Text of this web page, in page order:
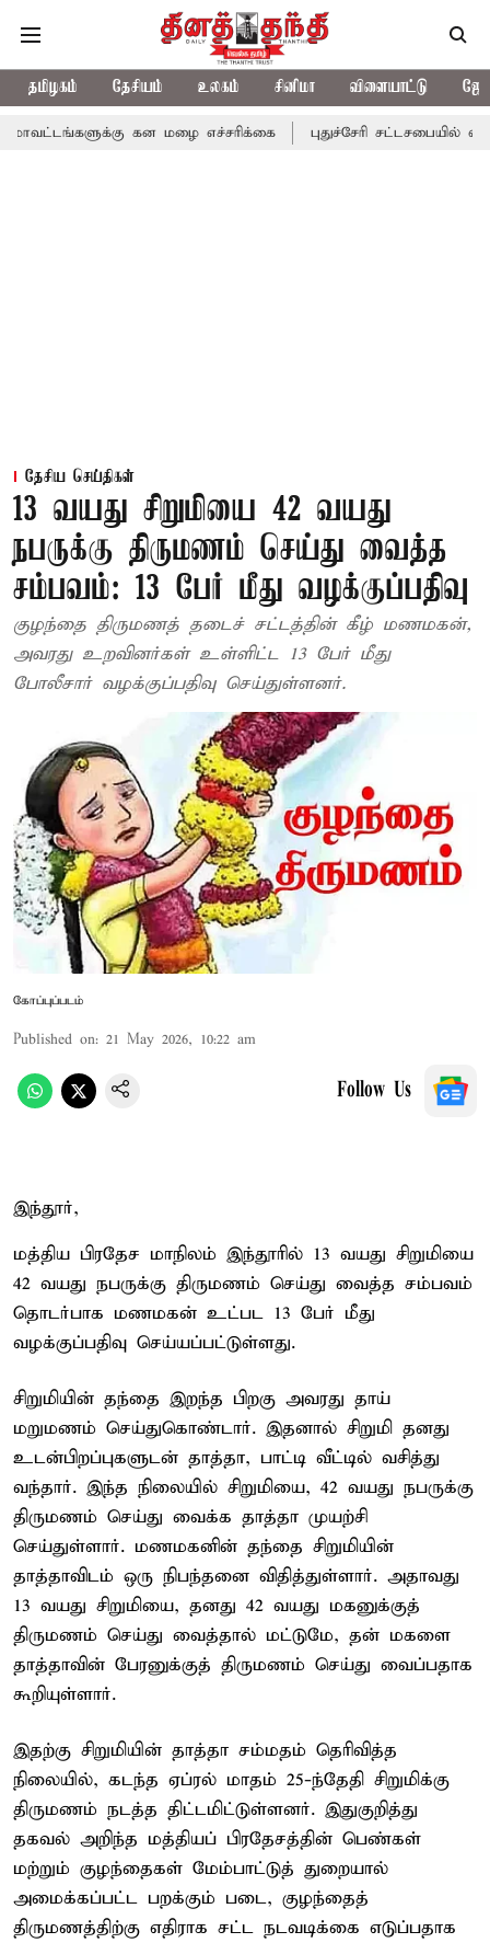
தமிழகம் தேசியம் உலகம் சினிமா விளையாட்டு
கன மழை எச்சரிக்கை புதுச்சேரி சட்டசபையில் வரும் 24ம்
தேசிய செய்திகள்
13 வயது சிறுமியை 42 வயது
நபருக்கு திருமணம் செய்து வைத்த
சம்பவம்: 13 பேர் மீது வழக்குப்பதிவு
குழந்தை திருமணத் தடைச் சட்டத்தின் கீழ் மணமகன்,
அவரது உறவினர்கள் உள்ளிட்ட 13 பேர் மீது
போலீசார் வழக்குப்பதிவு செய்துள்ளனர்.
கோப்புப்படம்
Published on: 21 May 2026, 10:22 am
Follow Us
இந்தூர்,
மத்திய பிரதேச மாநிலம் இந்தூரில் 13 வயது சிறுமியை
42 வயது நபருக்கு திருமணம் செய்து வைத்த சம்பவம்
தொடர்பாக மணமகன் உட்பட 13 பேர் மீது
வழக்குப்பதிவு செய்யப்பட்டுள்ளது.
சிறுமியின் தந்தை இறந்த பிறகு அவரது தாய்
மறுமணம் செய்துகொண்டார். இதனால் சிறுமி தனது
உடன்பிறப்புகளுடன் தாத்தா, பாட்டி வீட்டில் வசித்து
வந்தார். இந்த நிலையில் சிறுமியை, 42 வயது நபருக்கு
திருமணம் செய்து வைக்க தாத்தா முயற்சி
செய்துள்ளார். மணமகனின் தந்தை சிறுமியின்
தாத்தாவிடம் ஒரு நிபந்தனை விதித்துள்ளார். அதாவது
13 வயது சிறுமியை, தனது 42 வயது மகனுக்குத்
திருமணம் செய்து வைத்தால் மட்டுமே, தன் மகளை
தாத்தாவின் பேரனுக்குத் திருமணம் செய்து வைப்பதாக
கூறியுள்ளார்.
இதற்கு சிறுமியின் தாத்தா சம்மதம் தெரிவித்த
நிலையில், கடந்த ஏப்ரல் மாதம் 25-ந்தேதி சிறுமிக்கு
திருமணம் நடத்த திட்டமிட்டுள்ளனர். இதுகுறித்து
தகவல் அறிந்த மத்தியப் பிரதேசத்தின் பெண்கள்
மற்றும் குழந்தைகள் மேம்பாட்டுத் துறையால்
அமைக்கப்பட்ட பறக்கும் படை, குழந்தைத்
திருமணத்திற்கு எதிராக சட்ட நடவடிக்கை எடுப்பதாக